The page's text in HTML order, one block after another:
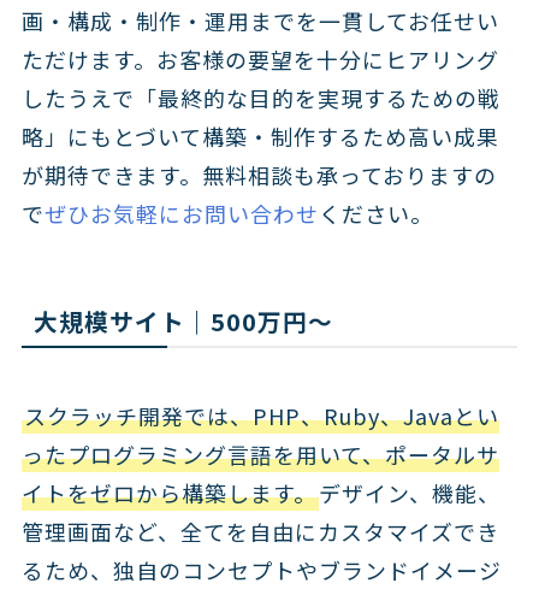
画・構成・制作・運用までを一貫してお任せい
ただけます。お客様の要望を十分にヒアリング
したうえで「最終的な目的を実現するための戦
略」にもとづいて構築・制作するため高い成果
が期待できます。無料相談も承っておりますの
でぜひお気軽にお問い合わせください。
大規模サイト｜500万円～
スクラッチ開発では、PHP、Ruby、Javaとい
ったプログラミング言語を用いて、ポータルサ
イトをゼロから構築します。デザイン、機能、
管理画面など、全てを自由にカスタマイズでき
るため、独自のコンセプトやブランドイメージ